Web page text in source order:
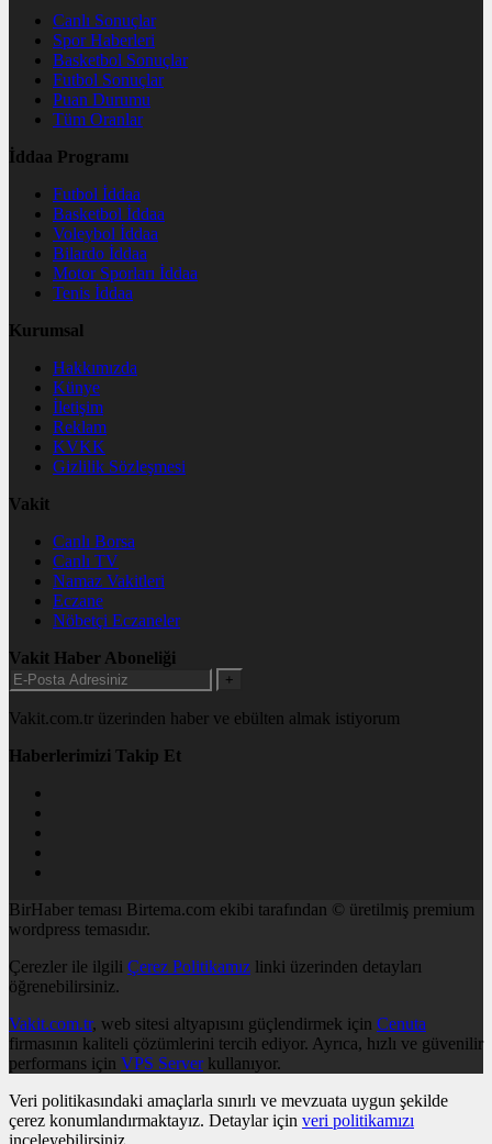
Canlı Sonuçlar
Spor Haberleri
Basketbol Sonuçlar
Futbol Sonuçlar
Puan Durumu
Tüm Oranlar
İddaa Programı
Futbol İddaa
Basketbol İddaa
Voleybol İddaa
Bilardo İddaa
Motor Sporları İddaa
Tenis İddaa
Kurumsal
Hakkımızda
Künye
İletişim
Reklam
KVKK
Gizlilik Sözleşmesi
Vakit
Canlı Borsa
Canlı TV
Namaz Vakitleri
Eczane
Nöbetçi Eczaneler
Vakit Haber Aboneliği
+
Vakit.com.tr üzerinden haber ve ebülten almak istiyorum
Haberlerimizi Takip Et
BirHaber teması Birtema.com ekibi tarafından © üretilmiş premium
wordpress temasıdır.
Çerezler ile ilgili Çerez Politikamız linki üzerinden detayları
öğrenebilirsiniz.
Vakit.com.tr, web sitesi altyapısını güçlendirmek için Cenuta
firmasının kaliteli çözümlerini tercih ediyor. Ayrıca, hızlı ve güvenilir
performans için VPS Serverkullanıyor.
Veri politikasındaki amaçlarla sınırlı ve mevzuata uygun şekilde
çerez konumlandırmaktayız. Detaylar için veri politikamızı
inceleyebilirsiniz.